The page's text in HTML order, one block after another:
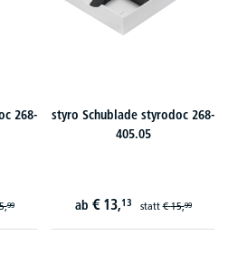
268-
99
styro Schublade styrodoc 268-
405.05
ab € 13,13 statt€ 15,99